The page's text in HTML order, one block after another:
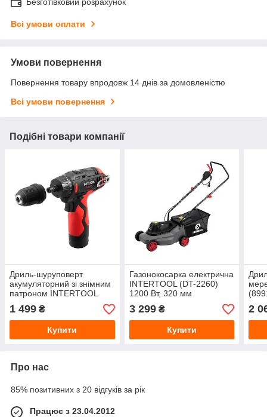
Всі умови оплати
Умови повернення
Повернення товару впродовж 14 днів за домовленістю
Всі умови повернення
Подібні товари компанії
Дриль-шуруповерт
акумуляторний зі знімним
патроном INTERTOOL
STORM (WT-0318) 30 Нм,
12В 2А·год, ЗУ
1 499 ₴
Купити
Газонокосарка електрична
INTERTOOL (DT-2260)
1200 Вт, 320 мм
3 299₴
Купити
2
Про нас
85% позитивних з 20 відгуків за рік
Працює з 23.04.2012